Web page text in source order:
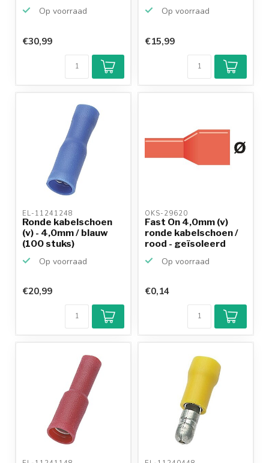
Op voorraad
€30,99
Op voorraad
€15,99
EL-11241248
Ronde kabelschoen
(v) - 4,0mm / blauw
(100 stuks)
Op voorraad
€20,99
OKS-29620
Fast On 4,0mm (v)
ronde kabelschoen /
rood - geïsoleerd
Op voorraad
€0,14